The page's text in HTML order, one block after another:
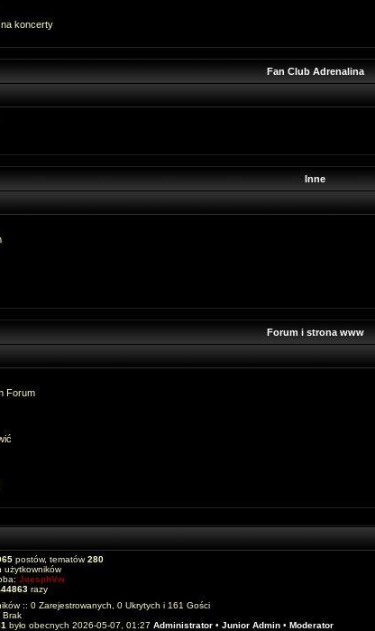
koncerty
Fan Club Adrenalina
Inne
Forum i strona www
Forum
postów, tematów280
użytkowników
JoesphVw
razy
:: 0 Zarejestrowanych, 0 Ukrytych i 161 Gości
Brak
było obecnych 2026-05-07, 01:27 Administrator • Junior Admin • Moderator